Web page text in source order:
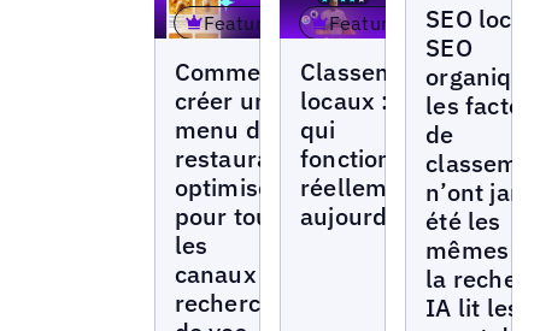
Featured
Comment
créer un
menu de
restaurant
optimisé
pour tous
les
canaux de
recherche
Featured
Classements
locaux : ce
qui
fonctionne
réellement
aujourd’hui
SEO local
SEO
les
de
n’ont
été les
mêmes –
la
IA lit les